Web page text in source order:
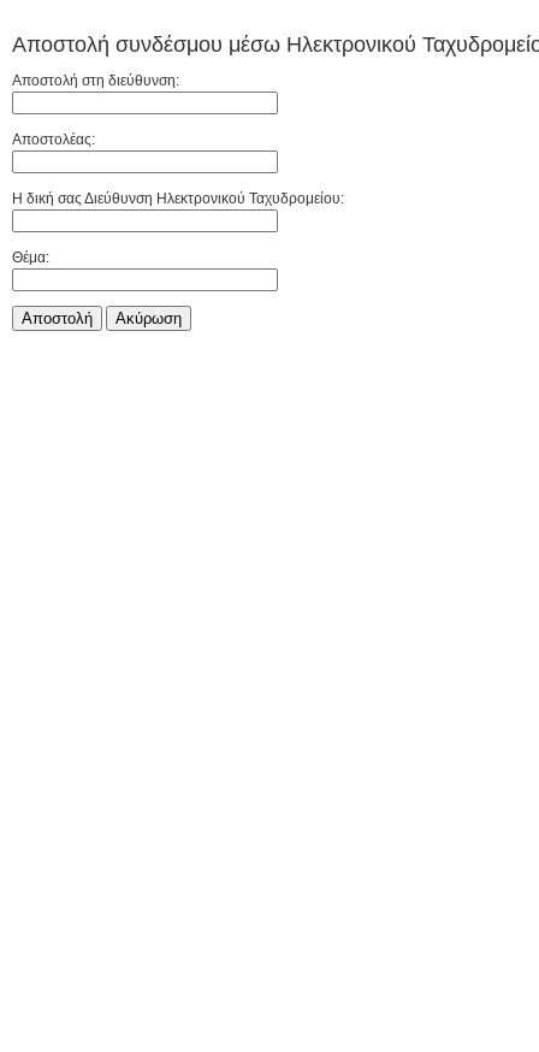
Αποστολή συνδέσμου μέσω Ηλεκτρονικού
Αποστολή στη διεύθυνση:
Αποστολέας:
Η δική σας Διεύθυνση Ηλεκτρονικού Ταχυδρομείου:
Θέμα:
Αποστολή Aκύρωση